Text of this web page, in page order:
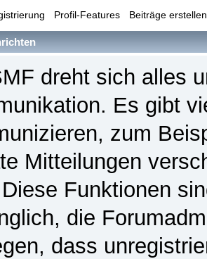
Profil-Features Beiträge
dreht sich alles
Es gibt
zum
Mitteilungen
Funktionen
die
dass